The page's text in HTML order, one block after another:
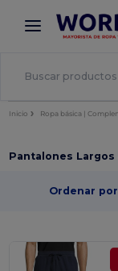
× App de
¡Mejores
Inicio Ropa básica |
Pantalones Largos
Ordenar por